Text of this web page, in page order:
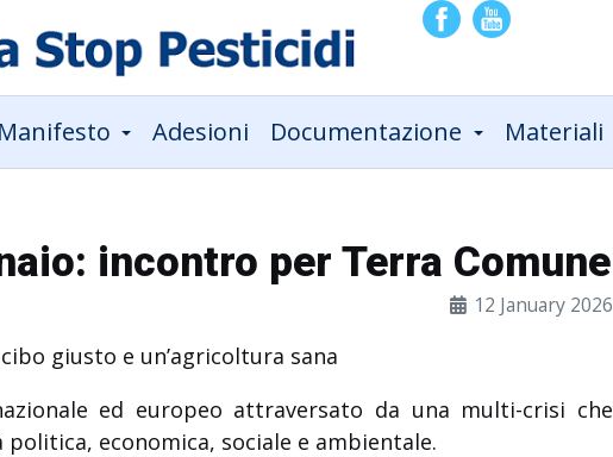
Manifesto Adesioni Documentazione Materiali
incontro per Terra Comune
12 January 2026
giusto e un’agricoltura sana
ed europeo attraversato da una multi-crisi che
economica, sociale e ambientale.